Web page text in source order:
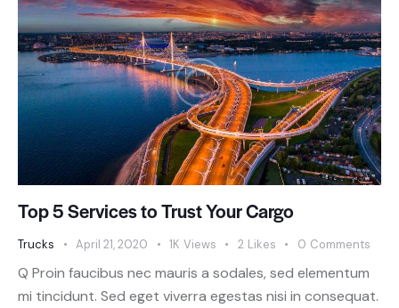
Top 5 Services to Trust Your Cargo
Trucks April 21, 2020 1K Views 2 Likes 0 Comments
Q Proin faucibus nec mauris a sodales, sed elementum
mi tincidunt. Sed eget viverra egestas nisi in consequat.